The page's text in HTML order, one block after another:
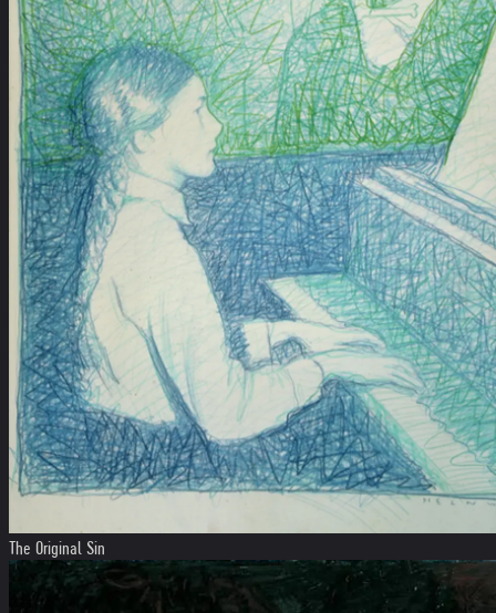
The Original Sin